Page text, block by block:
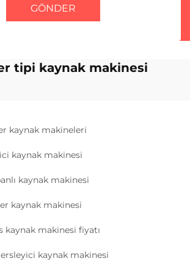
GÖNDER
tipi kaynak makinesi
kaynak makineleri
kaynak makinesi
kaynak makinesi
kaynak makinesi
kaynak makinesi fiyatı
kaynak makinesi